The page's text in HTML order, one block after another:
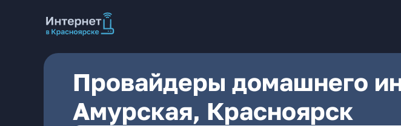
Провайдеры домашнего
Амурская, Красноярск